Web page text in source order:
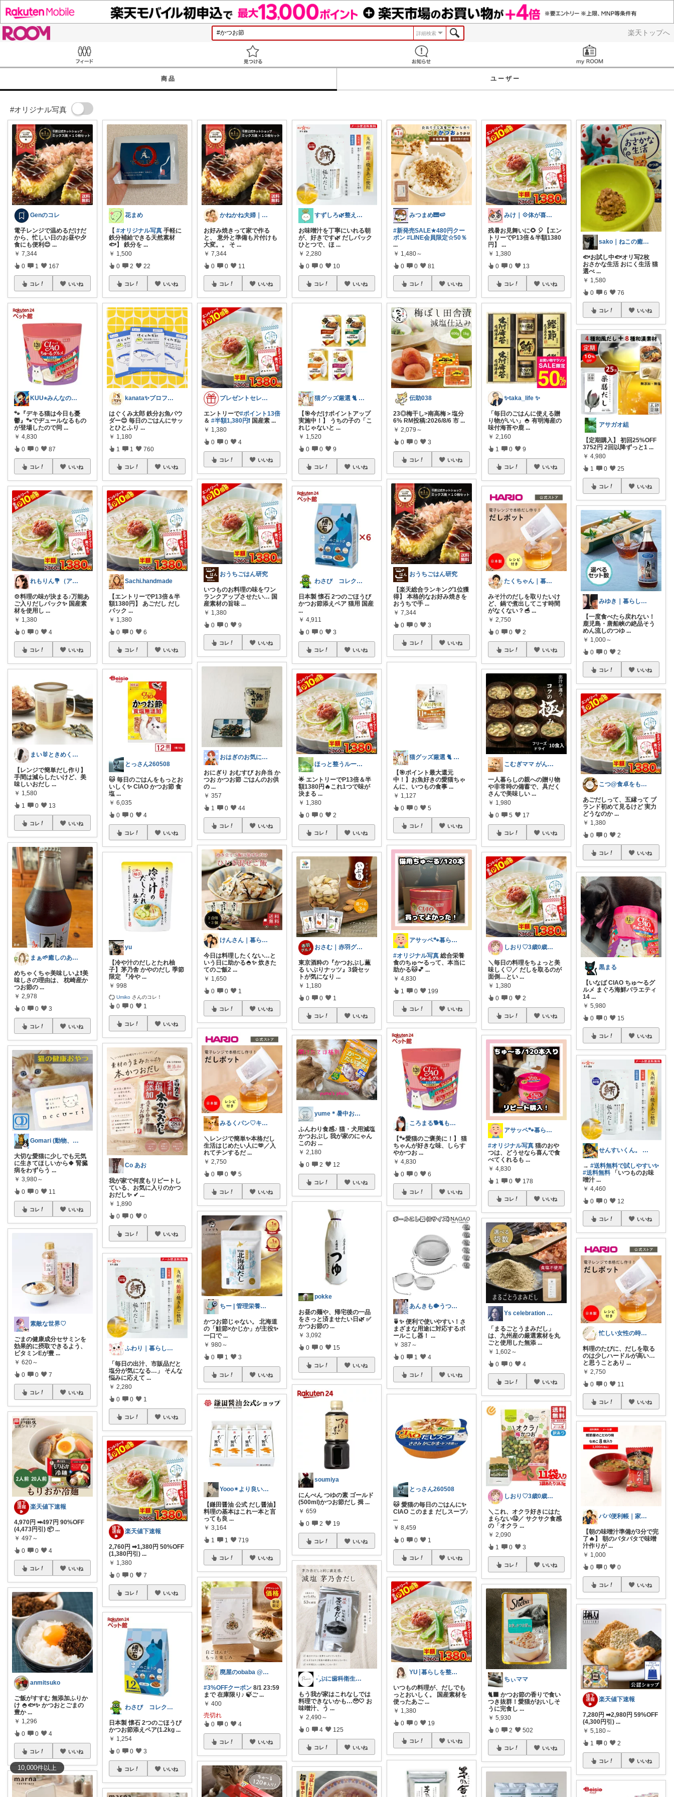
楽天トップへ
詳細検索
商品 ユーザー
#オリジナル写真
10,000件以上
Genのコレ
電子レンジで温めるだけだ
から、忙しい日のお昼や夕
食にも便利😊 ...
￥ 7,344
0 1 167
コレ いいね
KUU⭐︎みんなの部屋
🐾『デキる猫は今日も憂
鬱』🐾でヂュールなるもの
が登場したので同 ...
￥ 4,830
0 0 87
コレ いいね
れもりん💐（アイコン変更しました）
🍲料理の味が決まる♪万能あ
ご入りだしパック✨ 国産素
材を使用し ...
￥ 1,380
0 0 4
コレ いいね
まい🐰ときめく暮らし
【レンジで簡単だし作り】
手間は減らしたいけど、美
味しいおだし ...
￥ 1,580
1 0 13
コレ いいね
まぁ🌱癒しのある暮らし🍀
めちゃくちゃ美味しいよ❗️美
味しさの理由は、 枕崎産か
つお節の ...
￥ 2,978
0 0 3
コレ いいね
Gomari (動物、ハンドメイド好き)
大切な愛猫に少しでも元気
に生きてほしいから🍀 腎臓
病をわずらう ...
￥ 3,980～
0 0 11
コレ いいね
素敵な世界♡
ごまの健康成分セサミンを
効果的に摂取できるよう、
ビタミンEが豊 ...
￥ 620～
0 0 7
コレ いいね
楽天値下速報
4,970円 ➡497円 90%OFF
(4,473円引) 📦...
￥ 497～
0 0 4
コレ いいね
anmitsuko
ご飯がすすむ 無添加ふりか
け 🍚🐟✨ かつおとごまの
豊か ...
￥ 1,296
0 0 4
コレ いいね
花まめ
【#オリジナル写真 手軽に
鉄分補給できる天然素材
🐟】 鉄分を ...
￥ 1,500
0 2 22
コレ いいね
kanata✨プロフ写真変えました🐈
はぐくみ太郎 鉄分お魚パウ
ダー😊 毎日のごはんにサッ
とひとふり ...
￥ 1,180
1 1 760
コレ いいね
Sachi.handmade
【エントリーでP13倍＆半
額1380円】 あごだし だし
パック ...
￥ 1,380
0 0 6
コレ いいね
とっさん260508
🐱 毎日のごはんをもっとお
いしく✨ CIAO かつお節 食
塩 ...
￥ 6,035
0 0 4
コレ いいね
yu
【冷や汁のだしとたれ柚
子】茅乃舎 かやのだし 季節
限定 『冷や ...
￥ 998
Umiko さんのコレ！
0 0 1
コレ いいね
Co あお
我が家で何度もリピートし
ている、お気に入りのかつ
おだし✨ ✔ ...
￥ 1,890
0 0 0
コレ いいね
ふわり｜暮らしの負担をかるくする日用品
「毎日の出汁、市販品だと
塩分が気になる…」 そんな
悩みに応えて ...
￥ 2,280
0 0 1
コレ いいね
楽天値下速報
2,760円 ➡1,380円 50%OFF
(1,380円引)...
￥ 1,380
0 0 7
コレ いいね
わさび コレクションもご利用ください
日本製 懐石 2つのごほうび
かつお節添えペア(1.2kg ...
￥ 1,254
0 0 3
コレ いいね
かねかね夫婦｜生活費を下げる楽天ROOM
お好み焼きって家で作る
と、 意外と準備も片付けも
大変。。 そ ...
￥ 7,344
0 0 11
コレ いいね
プレゼントセレクト館024
エントリーで#ポイント13倍
＆#半額1,380円❗ 国産素 ...
￥ 1,380
0 0 4
コレ いいね
おうちごはん研究
いつものお料理の味をワン
ランクアップさせたい… 国
産素材の旨味 ...
￥ 1,380
0 0 9
コレ いいね
おはぎのお気に入り★
おにぎり おむすび お弁当 か
つお かつお節 ごはんのお供
の ...
￥ 357
1 0 44
コレ いいね
けんさん｜暮らしの「これ便利！」
今日は料理したくない…と
いう日に助かる🍚✨ 炊きた
てのご飯2 ...
￥ 1,650
0 0 1
コレ いいね
みるくパン♡キッチンルーム
＼レンジで簡単✨本格だし
生活はじめたい人に🫶／入
れてチンするだ ...
￥ 2,750
0 0 5
コレ いいね
ちー | 管理栄養士のおすすめroom
かつお節じゃない。 北海道
の「鮭節×かじか」が主役✨️
一口で ...
￥ 980～
0 1 3
コレ いいね
Yooo✴︎より良い暮らし✴︎
【鎌田醤油 公式 だし醤油】
料理の基本はこれ一本と言
っても良 ...
￥ 3,164
1 1 719
コレ いいね
廃屋のobaba @ 感謝🙏ほぼ朝コレ
#3%OFFクーポン 8/1 23:59
まで 在庫限り♪ 🍃ご ...
￥ 400
売切れ
0 0 4
コレ いいね
すずしろ🌿整えながら、ゆるく暮らす
お味噌汁を丁寧にいれる朝
が、好きです🌿 だしパック
ひとつで、ほ ...
￥ 2,280
0 0 10
コレ いいね
猫グッズ厳選 🐈 にゃん具市場 🌈
【🎯今だけポイントアップ
実施中！】 うちの子の「こ
れじゃないと ...
￥ 1,520
0 0 9
コレ いいね
わさび コレクションもご利用ください
日本製 懐石 2つのごほうび
かつお節添えペア 猫用 国産
...
￥ 4,911
0 0 3
コレ いいね
ほっと整うルーム🌿
🌟 エントリーでP13倍＆半
額1380円🔥これ1つで味が
決まる ...
￥ 1,380
0 0 2
コレ いいね
おさむ｜赤羽グルメ&穴場スポット
東京酒粋の『かつおぶし薫
る いぶりナッツ』3袋セッ
トが気になり ...
￥ 1,180
0 0 1
コレ いいね
yume＊暑中お見舞い申し上げます☀️
ふんわり食感♪ 猫・犬用減塩
かつおぶし 我が家のにゃん
このお ...
￥ 2,180
0 2 12
コレ いいね
pokke
お昼の麺や、帰宅後の一品
をさっと済ませたい日🌿 ✅
かつお節の ...
￥ 3,092
0 0 15
コレ いいね
soumiya
にんべん つゆの素 ゴールド
(500ml)かつお節だし 揖 ...
￥ 659
0 2 19
コレ いいね
‪ - ̗̀ぷに歯科衛生まま🦷 ̖́-
もう我が家はこれなしでは
料理できないかも…🥹🤍 お
味噌汁、う ...
￥ 2,490～
0 4 125
コレ いいね
みつまめ🎹🍉
#新発売SALE★480円クー
ポン #LINE会員限定☆50％
...
￥ 1,480～
0 0 81
コレ いいね
伝助038
23◎梅干し>南高梅＞塩分
6% RM投稿:2026/8/6 市 ...
￥ 2,079～
0 0 3
コレ いいね
おうちごはん研究
【楽天総合ランキング1位獲
得】 本格的なお好み焼きを
おうちで手 ...
￥ 7,344
0 0 3
コレ いいね
猫グッズ厳選 🐈 にゃん具市場 🌈
【🎯ポイント最大還元
中！】お魚好きの愛猫ちゃ
んに、いつもの食事 ...
￥ 1,127
0 0 5
コレ いいね
アサッペ🐾暮らしを整える愛用品セレクト
#オリジナル写真 総合栄養
食のちゅ〜るって、本当に
助かる🐱💕...
￥ 4,830
1 0 199
コレ いいね
ころまる🐕🐈もふもふ愛好家💓
【🐾愛猫のご褒美に！】 猫
ちゃんが好きな味、しらす
やかつお ...
￥ 4,830
0 0 6
コレ いいね
あんきも🐡うつわ好き/10日購入感謝
🍵✨ 便利で使いやすい！さ
まざまな用途に対応するボ
ールこし器！ ...
￥ 387～
0 1 4
コレ いいね
とっさん260508
🐱 愛猫の毎日のごはんに✨
CIAO このまま だしスープ♪
...
￥ 8,459
0 0 1
コレ いいね
YU┆暮らしを整えるもの
いつもの料理が、だしでも
っとおいしく。 国産素材を
使ったあご ...
￥ 1,380
0 0 19
コレ いいね
みけ｜💠体が喜ぶもの・便利なもの
残暑お見舞いに🌻 🎈【エン
トリーでP13倍＆半額1380
円】...
￥ 1,380
0 0 13
コレ いいね
✨taka_life ✨
「毎日のごはんに使える贈
り物がいい」🍚 有明海産の
味付海苔や鹿 ...
￥ 2,160
1 0 9
コレ いいね
たくちゃん｜暮らしをラクにする
みそ汁のだしを取りたいけ
ど、鍋で煮出してこす時間
がなくない？🥣 ...
￥ 2,750
0 0 2
コレ いいね
こむぎママ がんばりすぎるママを救う
一人暮らしの親への贈り物
や非常時の備蓄で、具だく
さんで美味しい ...
￥ 1,980
0 5 17
コレ いいね
しおり♡3歳0歳子育て中
＼毎日の料理をちょっと美
味しく♡／ だしを取るのが
面倒…とい ...
￥ 1,380
0 0 2
コレ いいね
アサッペ🐾暮らしを整える愛用品セレクト
#オリジナル写真 猫のおや
つは、どうせなら喜んで食
べてくれるも ...
￥ 4,830
1 0 178
コレ いいね
Ys celebration day
「まるごとうまみだし」
は、九州産の厳選素材を丸
ごと使用した無添 ...
￥ 1,602～
0 0 4
コレ いいね
しおり♡3歳0歳子育て中
＼これ、オクラ好きにはた
まらない🤤／ サクサク食感
の「オクラ ...
￥ 2,090
1 0 3
コレ いいね
ちぃママ
🐈‍⬛ かつお節の香りで食い
つき抜群！愛猫がおいしそ
うに完食し ...
￥ 5,930
0 2 502
コレ いいね
sako｜ねこの癒し(=^・^=)
🐟️お試し中🐟️オリ写2枚
おさかな生活 おにく生活 猫
選べ ...
￥ 1,580
0 6 76
コレ いいね
アサガオ組
【定期購入】 初回25%OFF
3752円 2回以降ずっと1 ...
￥ 4,980
1 0 25
コレ いいね
みゆき｜暮らしのおすすめ
【一度食べたら戻れない！
鹿児島・唐船峡の絶品そう
めん流しのつゆ ...
￥ 1,000～
0 0 2
コレ いいね
こつ@食卓をもっと楽しく♪
あごだしって、五縁って ブ
ランド初めて見るけど 実力
どうなのか ...
￥ 1,380
0 0 2
コレ いいね
黒まる
【いなば CIAO ちゅ〜るグ
ルメ まぐろ海鮮バラエティ
14 ...
￥ 5,980
0 0 15
コレ いいね
せんすいくん。 ＼情報の海へダイブ／
→#送料無料で試しやすい✨
#送料無料 「いつものお味
噌汁 ...
￥ 4,460
0 0 12
コレ いいね
忙しい女性の時短キッチンROOM
料理のたびに、だしを取る
のは少しハードルが高い…
と思うことあり ...
￥ 2,750
0 0 11
コレ いいね
パパ便利帳｜家族のお買い物日記
【朝の味噌汁準備が3分で完
了🔥】 朝のバタバタで味噌
汁作りが ...
￥ 1,000
0 0 0
コレ いいね
楽天値下速報
7,280円 ➡2,980円 59%OFF
(4,300円引)...
￥ 5,180～
1 0 2
コレ いいね